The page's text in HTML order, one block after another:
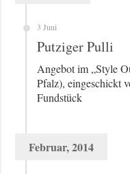
3 Juni
Putziger Pulli
Angebot im „Style
Pfalz), eingeschickt
Fundstück
Februar, 2014